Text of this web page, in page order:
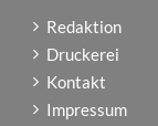
Redaktion
Druckerei
Kontakt
Impressum